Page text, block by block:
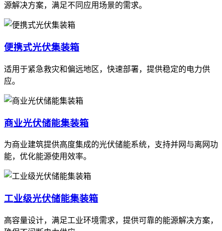
源解决方案，满足不同应用场景的需求。
便携式光伏集装箱
适用于紧急救灾和偏远地区，快速部署，提供稳定的电力供
应。
商业光伏储能集装箱
为商业建筑提供高度集成的光伏储能系统，支持并网与离网功
能，优化能源使用效率。
工业级光伏储能集装箱
高容量设计，满足工业环境需求，提供可靠的能源解决方案，